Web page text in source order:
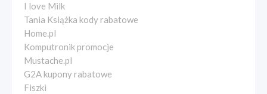
I love Milk
Tania Książka kody rabatowe
Home.pl
Komputronik promocje
Mustache.pl
G2A kupony rabatowe
Fiszki